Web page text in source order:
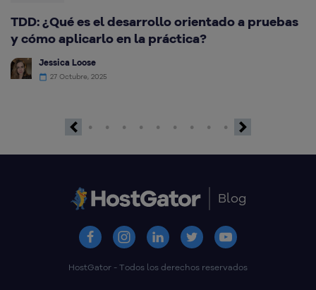
TDD: ¿Qué es el desarrollo orientado a pruebas
y cómo aplicarlo en la práctica?
Jessica Loose
27 Octubre, 2025
Blog
HostGator - Todos los derechos reservados